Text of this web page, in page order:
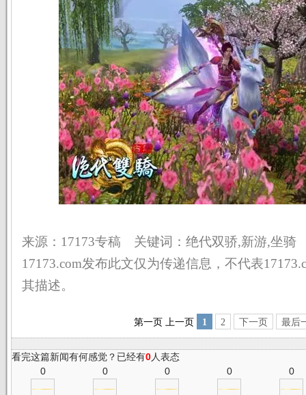
来源：17173专稿 关键词：绝代双骄,新游,坐骑
17173.com发布此文仅为传递信息，不代表
其描述。
第一页 上一页 1 2 下一页 最后
看完这篇新闻有何感觉？已经有0人表态
0
0 0 0 0